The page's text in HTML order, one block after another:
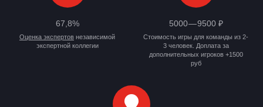
67,8%
Оценка экспертов независимой
экспертной коллегии
5000 — 9500 ₽
Стоимость игры для команды из 2-
3 человек. Доплата за
дополнительных игроков +1500
руб